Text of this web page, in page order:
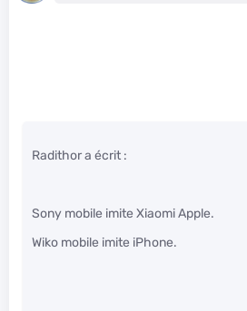
Radithor a écrit :
Sony mobile imite Xiaomi Apple.
Wiko mobile imite iPhone.